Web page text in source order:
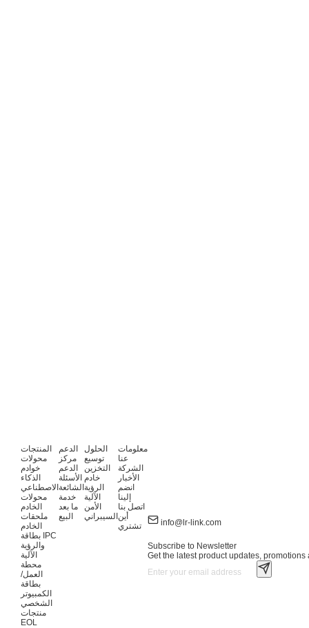
المنتجات
محولات
خوادم
الذكاء
الاصطناعي
محولات
الخادم
ملحقات
الخادم
بطاقة IPC
والرؤية
الآلية
محطة
العمل/
بطاقة
الكمبيوتر
الشخصي
منتجات
EOL
الدعم
مركز
الدعم
الأسئلة
الشائعة
خدمة
ما بعد
البيع
الحلول
توسيع
التخزين
خادم
الرؤية
الآلية
الأمن
السيبراني
معلومات
عنا
الشركة
الأخبار
انضم
إلينا
اتصل بنا
أين
تشتري
info@lr-link.com
Subscribe to Newsletter
Get the latest product updates, promotions